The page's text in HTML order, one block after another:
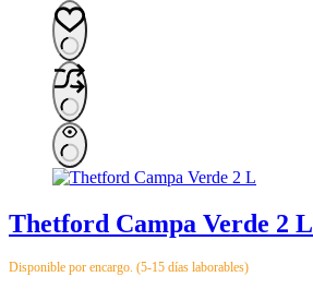
Thetford Campa Verde 2 L
Disponible por encargo. (5-15 días laborables)